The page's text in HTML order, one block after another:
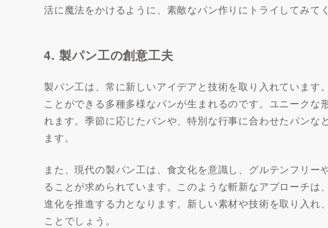
活に魔法をかけるように、素敵なパン作りにトライしてみて
4. 製パン工の創意工夫
製パン工は、常に新しいアイデアと技術を取り入れています
ことができる多種多様なパンが生まれるのです。ユニークな
れます。季節に応じたパンや、特別な行事に合わせたパンな
ます。
また、現代の製パン工は、食文化を意識し、グルテンフリー
ることが求められています。このような斬新なアプローチ
進化を推進する力となります。新しい素材や技術を取り入れ
ことでしょう。